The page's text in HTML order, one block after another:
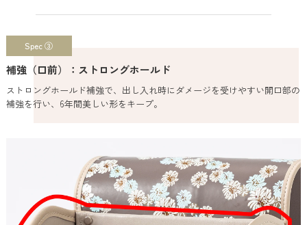
Spec ③
補強（口前）：ストロングホールド
ストロングホールド補強で、出し入れ時にダメージを受けやすい開口部の
補強を行い、6年間美しい形をキープ。